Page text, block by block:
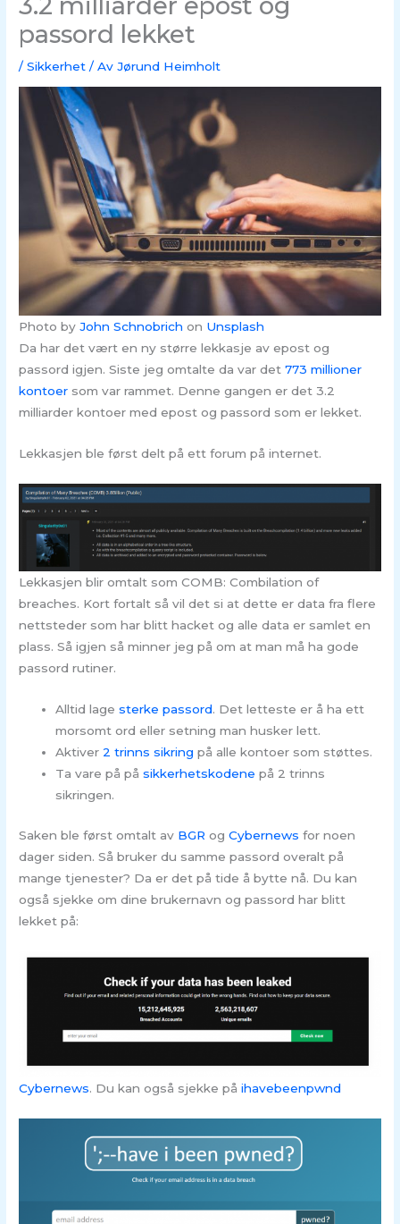
passord lekket
/Sikkerhet / Av Jørund Heimholt
Photo byJohn Schnobrich on Unsplash
Da har det vært en ny større lekkasje av epost og
passord igjen. Siste jeg omtalte da var det773 millioner
kontoer som var rammet. Denne gangen er det 3.2
milliarder kontoer med epost og passord som er lekket.
Lekkasjen ble først delt på ett forum på internet.
Lekkasjen blir omtalt som COMB: Combilation of
breaches. Kort fortalt så vil det si at dette er data fra flere
nettsteder som har blitt hacket og alle data er samlet en
plass. Så igjen så minner jeg på om at man må ha gode
passord rutiner.
Alltid lagesterke passord. Det letteste er å ha ett
morsomt ord eller setning man husker lett.
Aktiver 2 trinns sikring på alle kontoer som støttes.
Ta vare på påsikkerhetskodene på 2 trinns
sikringen.
Saken ble først omtalt av BGR ogCybernews for noen
dager siden. Så bruker du samme passord overalt på
mange tjenester? Da er det på tide å bytte nå. Du kan
også sjekke om dine brukernavn og passord har blitt
lekket på:
Cybernews. Du kan også sjekke påihavebeenpwnd